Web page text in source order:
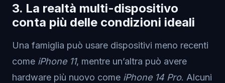
3. La realtà multi-dispositivo
conta più delle condizioni ideali
Una famiglia può usare dispositivi meno recenti
come iPhone 11, mentre un’altra può avere
hardware più nuovo come iPhone 14 Pro. Alcuni